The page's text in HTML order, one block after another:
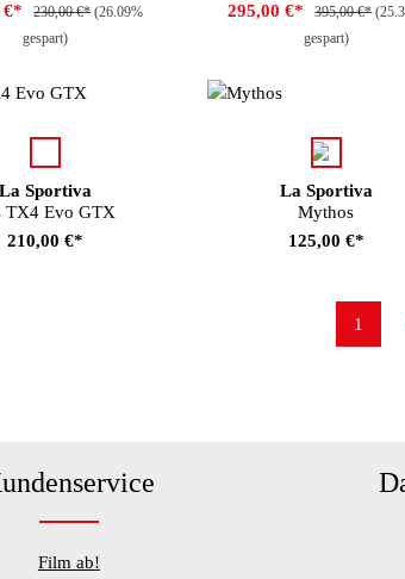
€* 230,00 €* (26.09%
gespart)
295,00 €* 395,00 €*
gespart)
La Sportiva
TX4 Evo GTX
210,00 €*
La Sportiva
Mythos
Farbe
125,00 €*
Seite
1
Film ab!